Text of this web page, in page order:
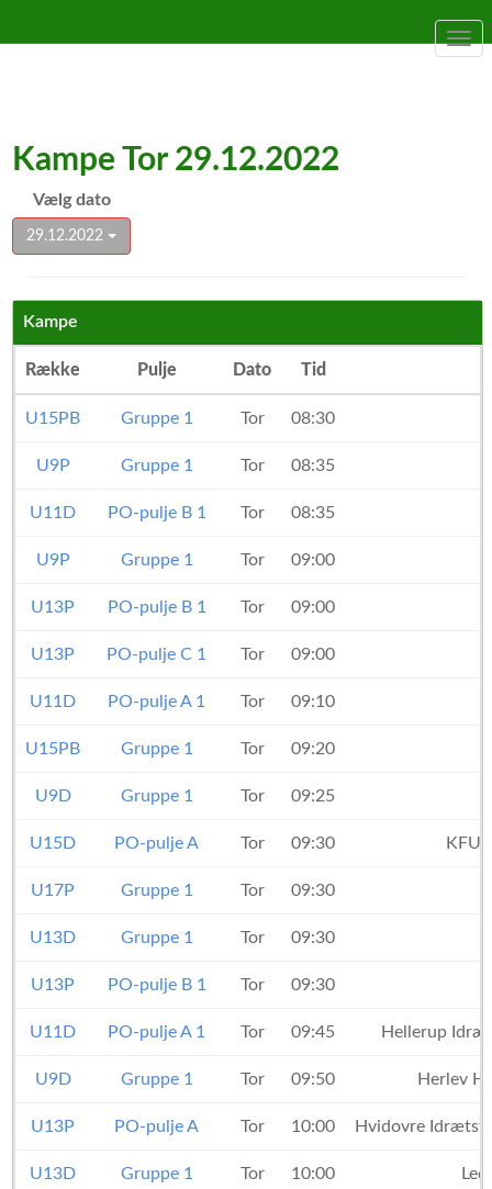
Kampe Tor 29.12.2022
Vælg dato
29.12.2022
Kampe
Række Pulje Dato Tid
U15PB Gruppe 1 Tor 08:30
U9P Gruppe 1 Tor 08:35
U11D PO-pulje B 1 Tor 08:35
U9P Gruppe 1 Tor 09:00
U13P PO-pulje B 1 Tor 09:00
U13P PO-pulje C 1 Tor 09:00
U11D PO-pulje A 1 Tor 09:10
U15PB Gruppe 1 Tor 09:20
U9D Gruppe 1 Tor 09:25
U15D PO-pulje A Tor 09:30
U17P Gruppe 1 Tor 09:30
U13D Gruppe 1 Tor 09:30
U13P PO-pulje B 1 Tor 09:30
U11D PO-pulje A 1 Tor 09:45 Hellerup
U9D Gruppe 1 Tor 09:50 Herlev
U13P PO-pulje A Tor 10:00 Hvidovre
U13D Gruppe 1 Tor 10:00